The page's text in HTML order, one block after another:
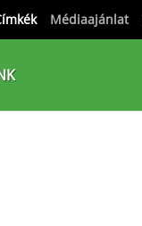
Médiaajánlat